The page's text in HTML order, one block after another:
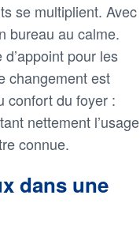
se multiplient. Avec
bureau au calme.
pour les
changement est
confort du foyer :
nettement l’usage
connue.
dans une